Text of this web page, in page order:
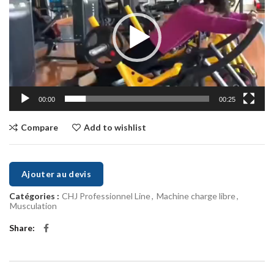
00:00 00:25
Compare Add to wishlist
Ajouter au devis
Catégories : CHJ Professionnel Line, Machine charge libre,
Musculation
Share